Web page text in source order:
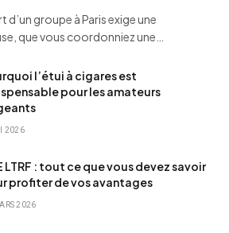
groupe à Paris exige une
que vous coordonniez une…
l’étui à cigares est
pour les amateurs
2026
LTRF : tout ce que vous devez savoir
profiter de vos avantages
2026